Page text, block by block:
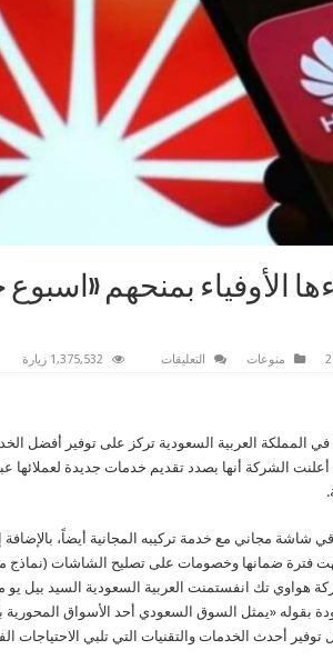
الأوفياء بمنحهم
منوعات التعليقات
«اسبوع
هواوي»
1,375,532 زيارة
المملكة العربية السعودية تركز على توفير أفضل
الشركة أنها بصدد تقديم خدمات جديدة لعملائها
شاشة مجاني مع خدمة تركيبه المجانية أيضاً،
فترة ضمانها وخصومات على تصليح الشاشات (نماذج
هواوي تك انفستمنت العربية السعودية السيد بيل يو
بقوله «يمثل السوق السعودي أحد الأسواق المحورية
أحدث الخدمات والتقنيات التي تلبي الاحتياجات